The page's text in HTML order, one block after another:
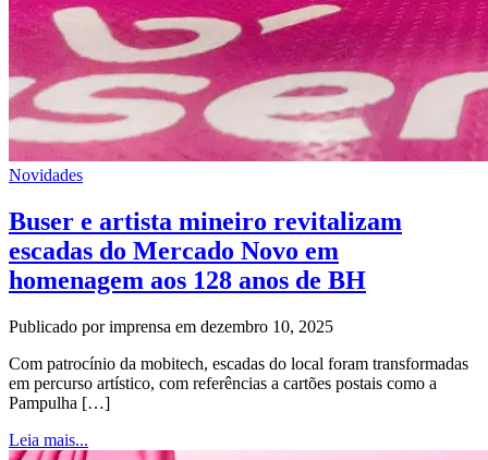
Novidades
Buser e artista mineiro revitalizam
escadas do Mercado Novo em
homenagem aos 128 anos de BH
Publicado por imprensa em dezembro 10, 2025
Com patrocínio da mobitech, escadas do local foram transformadas
em percurso artístico, com referências a cartões postais como a
Pampulha […]
Leia mais...